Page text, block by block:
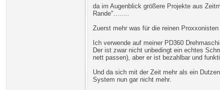
da im Augenblick größere Projekte aus
Rande"........
Zuerst mehr was für die reinen
Ich verwende auf meiner PD360
Der ist zwar nicht unbedingt ein echtes
nett passen), aber er ist bezahlbar und
Und da sich mit der Zeit mehr als ein
System nun gar nicht mehr.